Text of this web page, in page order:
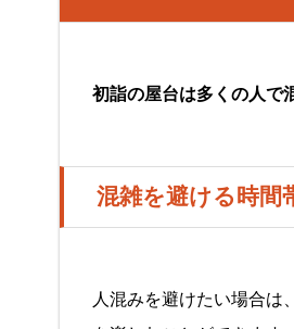
初詣の屋台は多くの人で
混雑を避ける時間
人混みを避けたい場合は